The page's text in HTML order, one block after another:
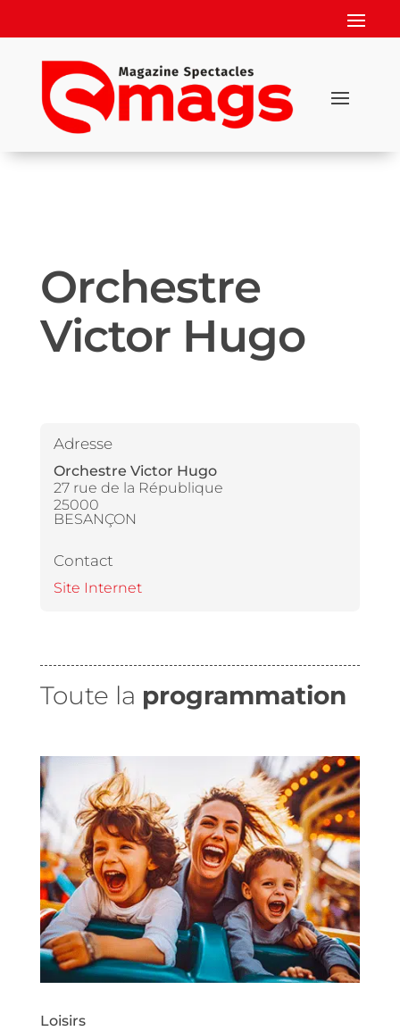
Orchestre
Victor Hugo
Adresse
Orchestre Victor Hugo
27 rue de la République
25000
BESANÇON
Contact
Site Internet
Toute la programmation
Loisirs